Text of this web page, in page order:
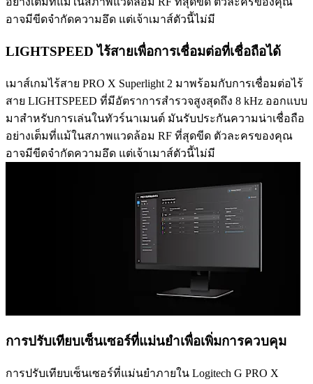
อาจมีขีดจำกัดความอึด แต่เจ้าเมาส์ตัวนี้ไม่มี
LIGHTSPEED ไร้สายเพื่อการเชื่อมต่อที่เชื่อถือได้
เมาส์เกมไร้สาย PRO X Superlight 2 มาพร้อมกับการเชื่อมต่อไร้
สาย LIGHTSPEED ที่มีอัตราการสำรวจสูงสุดถึง 8 kHz ออกแบบ
มาสำหรับการเล่นในทัวร์นาเมนต์ มันรับประกันความน่าเชื่อถือ
อย่างเต็มที่แม้ในสภาพแวดล้อม RF ที่สุดขีด ตัวละครของคุณ
อาจมีขีดจำกัดความอึด แต่เจ้าเมาส์ตัวนี้ไม่มี
การปรับเทียบเซ็นเซอร์ที่แม่นยำเพื่อเพิ่มการควบคุม
การปรับเทียบเซ็นเซอร์ที่แม่นยำภายใน Logitech G PRO X